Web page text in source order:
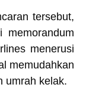
tersebut,
memorandum
menerusi
memudahkan
umrah kelak.